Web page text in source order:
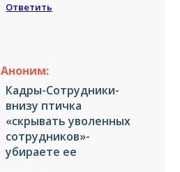
Ответить
Аноним:
Кадры-Сотрудники-
внизу птичка
«скрывать уволенных
сотрудников»-
убираете ее